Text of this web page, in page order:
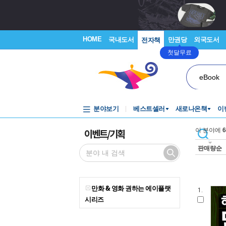
HOME 국내도서 전자책 만권당
첫달무료
외국도서
eBook
분야보기 베스트셀러 새로나온책 이
이벤트/기획
만화 & 영화 권하는 에이플랫
시리즈
이 분야에 6
판매량순
1.